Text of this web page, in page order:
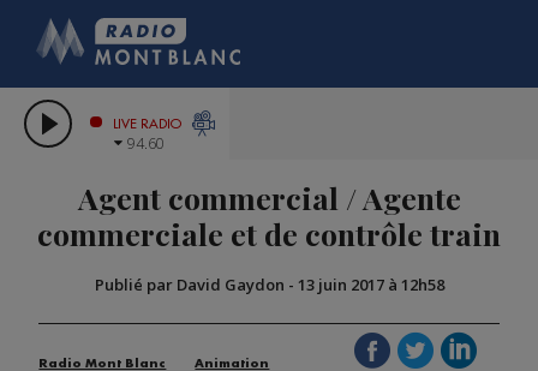
GRAND MASSIF
LIVE RADIO
94.60
Agent commercial / Agente
commerciale et de contrôle train
Publié par David Gaydon - 13 juin 2017 à 12h58
Radio Mont Blanc
Animation